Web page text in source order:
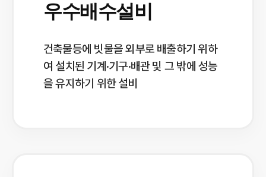
우수배수설비
건축물등에 빗물을 외부로 배출하기 위하
여 설치된 기계·기구·배관 및 그 밖에 성능
을 유지하기 위한 설비